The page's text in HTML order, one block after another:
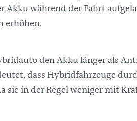
Akku während der Fahrt
erhöhen.
den Akku länger als
dass Hybridfahrzeuge
sie in der Regel weniger mit